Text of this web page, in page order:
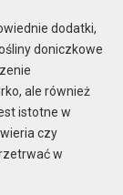
dodatki,
doniczkowe
ale również
istotne w
czy
w